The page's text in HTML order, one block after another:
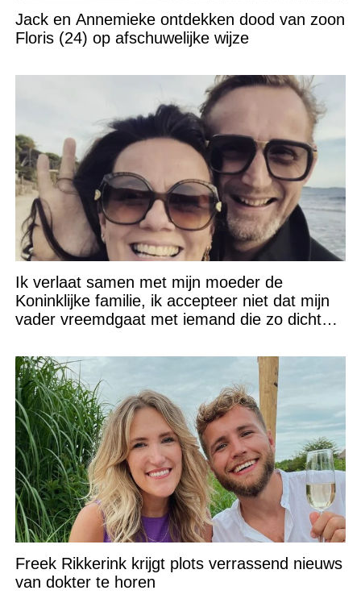
Jack en Annemieke ontdekken dood van zoon
Floris (24) op afschuwelijke wijze
Ik verlaat samen met mijn moeder de
Koninklijke familie, ik accepteer niet dat mijn
vader vreemdgaat met iemand die zo dichtbij
Freek Rikkerink krijgt plots verrassend nieuws
van dokter te horen